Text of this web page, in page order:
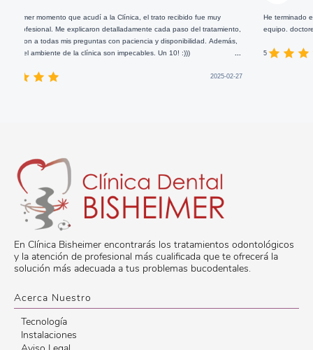
que acudí a la Clínica, el trato recibido fue muy
Me explicaron detalladamente cada paso del tratamiento,
mis preguntas con paciencia y disponibilidad. Además,
de la clínica son impecables. Un 10! :)))
He terminado el
equipo. doctores y
En Clínica Bisheimer encontrarás los tratamientos odontológicos
y la atención de profesional más cualificada que te ofrecerá la
solución más adecuada a tus problemas bucodentales.
Acerca Nuestro
Tecnología
Instalaciones